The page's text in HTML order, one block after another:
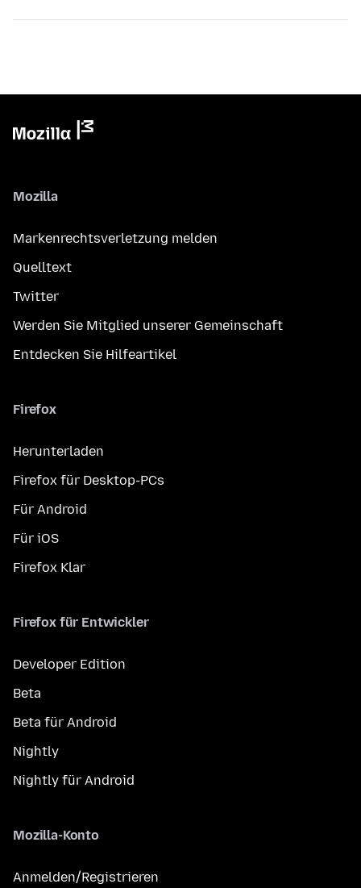
Mozilla
Markenrechtsverletzung melden
Quelltext
Twitter
Werden Sie Mitglied unserer Gemeinschaft
Entdecken Sie Hilfeartikel
Firefox
Herunterladen
Firefox für Desktop-PCs
Für Android
Für iOS
Firefox Klar
Firefox für Entwickler
Developer Edition
Beta
Beta für Android
Nightly
Nightly für Android
Mozilla-Konto
Anmelden/Registrieren